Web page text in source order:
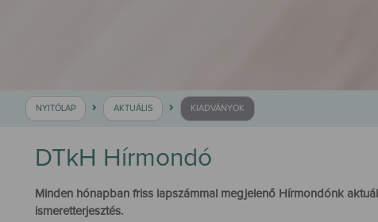
NYITÓLAP AKTUÁLIS KIADVÁNYOK
DTkH Hírmondó
Minden hónapban friss lapszámmal megjelenő Hírmondónk
ismeretterjesztés.